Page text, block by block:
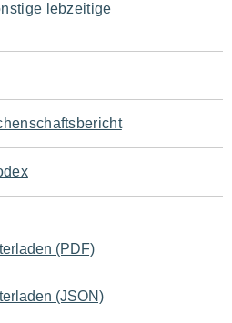
lebzeitige
(PDF)
(JSON)